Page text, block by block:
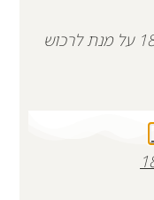
על פי חוק, עליך להיות מעל גיל 18 על מנת לרכוש